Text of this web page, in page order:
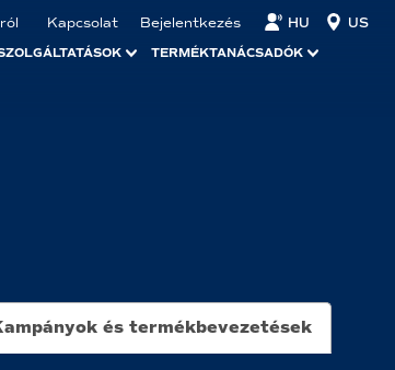
Kapcsolat Bejelentkezés HU US
TERMÉKTANÁCSADÓK
és termékbevezetések